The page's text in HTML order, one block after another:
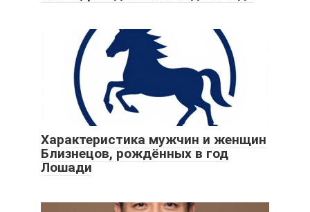
Характеристика мужчин и женщин
Близнецов, рождённых в год
Лошади